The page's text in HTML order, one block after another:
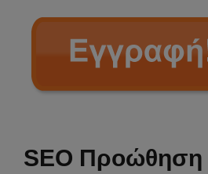
SEO Προώθηση